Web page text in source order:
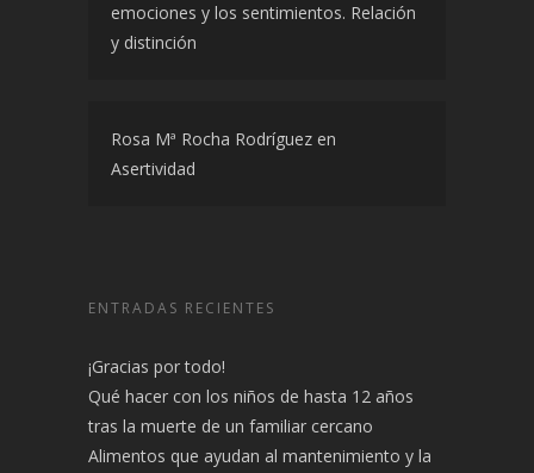
emociones y los sentimientos. Relación
y distinción
Rosa Mª Rocha Rodríguez en
Asertividad
ENTRADAS RECIENTES
¡Gracias por todo!
Qué hacer con los niños de hasta 12 años
tras la muerte de un familiar cercano
Alimentos que ayudan al mantenimiento y la